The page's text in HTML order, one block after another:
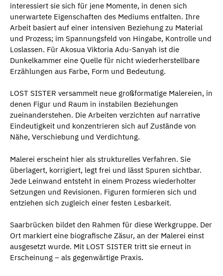
interessiert sie sich für jene Momente, in denen sich
unerwartete Eigenschaften des Mediums entfalten. Ihre
Arbeit basiert auf einer intensiven Beziehung zu Material
und Prozess; im Spannungsfeld von Hingabe, Kontrolle und
Loslassen. Für Akosua Viktoria Adu-Sanyah ist die
Dunkelkammer eine Quelle für nicht wiederherstellbare
Erzählungen aus Farbe, Form und Bedeutung.
LOST SISTER versammelt neue großformatige Malereien, in
denen Figur und Raum in instabilen Beziehungen
zueinanderstehen. Die Arbeiten verzichten auf narrative
Eindeutigkeit und konzentrieren sich auf Zustände von
Nähe, Verschiebung und Verdichtung.
Malerei erscheint hier als strukturelles Verfahren. Sie
überlagert, korrigiert, legt frei und lässt Spuren sichtbar.
Jede Leinwand entsteht in einem Prozess wiederholter
Setzungen und Revisionen. Figuren formieren sich und
entziehen sich zugleich einer festen Lesbarkeit.
Saarbrücken bildet den Rahmen für diese Werkgruppe. Der
Ort markiert eine biografische Zäsur, an der Malerei einst
ausgesetzt wurde. Mit LOST SISTER tritt sie erneut in
Erscheinung – als gegenwärtige Praxis.